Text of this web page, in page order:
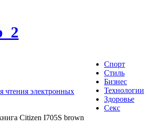
Спорт
Стиль
Бизнес
Технологии
Здоровье
Секс
чтения электронных
Citizen I705S brown